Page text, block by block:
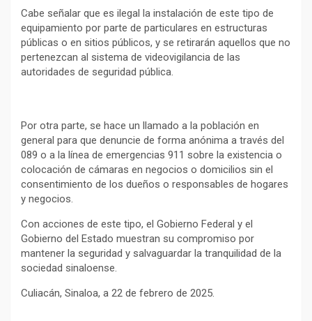
Cabe señalar que es ilegal la instalación de este tipo de
equipamiento por parte de particulares en estructuras
públicas o en sitios públicos, y se retirarán aquellos que no
pertenezcan al sistema de videovigilancia de las
autoridades de seguridad pública.
Por otra parte, se hace un llamado a la población en
general para que denuncie de forma anónima a través del
089 o a la línea de emergencias 911 sobre la existencia o
colocación de cámaras en negocios o domicilios sin el
consentimiento de los dueños o responsables de hogares
y negocios.
Con acciones de este tipo, el Gobierno Federal y el
Gobierno del Estado muestran su compromiso por
mantener la seguridad y salvaguardar la tranquilidad de la
sociedad sinaloense.
Culiacán, Sinaloa, a 22 de febrero de 2025.